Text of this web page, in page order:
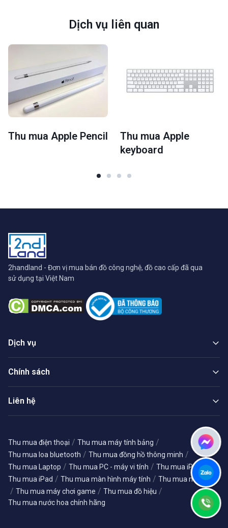
Dịch vụ liên quan
Thu mua Apple Pencil
Thu mua Apple
keyboard
2handland - Đơn vị mua bán đồ công nghệ, đồ cao cấp đã qua
sử dụng tại Việt Nam
Dịch vụ
Chính sách
Liên hệ
Thu mua điện thoại / Thu mua máy tính bảng /
Thu mua loa bluetooth / Thu mua đồng hồ thông minh /
Thu mua Laptop / Thu mua PC - máy vi tính / Thu mua iPhone /
Thu mua iPad / Thu mua màn hình máy tính / Thu mua máy ảnh
/ Thu mua máy chơi game / Thu mua đồ hiệu /
Thu mua nước hoa chính hãng